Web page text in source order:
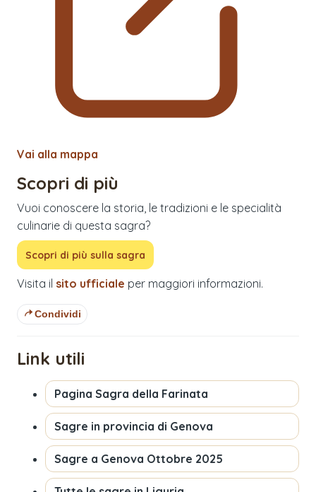
Vai alla mappa
Scopri di più
Vuoi conoscere la storia, le tradizioni e le specialità
culinarie di questa sagra?
Scopri di più sulla sagra
Visita il sito ufficiale per maggiori informazioni.
Condividi
Link utili
Pagina Sagra della Farinata
Sagre in provincia di Genova
Sagre a Genova Ottobre 2025